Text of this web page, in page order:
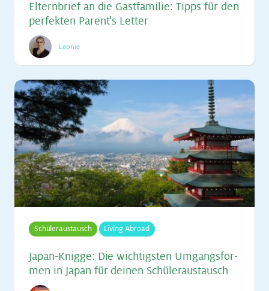
El­tern­brief an die Gast­fa­mi­lie: Tipps für den
per­fek­ten Par­en­t's Let­ter
Leonie
Schüleraustausch Living Abroad
Ja­pan-Knig­ge: Die wich­tigs­ten Um­gangs­for­
men in Ja­pan für dei­nen Schü­ler­aus­tausch